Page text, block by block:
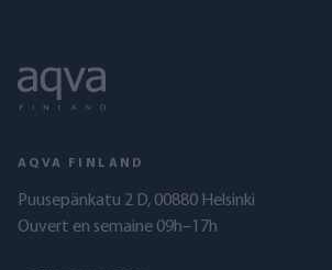
AQVA FINLAND
Puusepänkatu 2 D, 00880 Helsinki
Ouvert en semaine 09h–17h